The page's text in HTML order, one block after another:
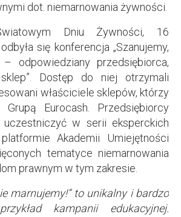
dot. niemarnowania żywności.
Dniu Żywności, 16
się konferencja „Szanujemy,
odpowiedziany przedsiębiorca,
Dostęp do niej otrzymali
właściciele sklepów, którzy
Grupą Eurocash. Przedsiębiorcy
w serii eksperckich
Akademii Umiejętności
tematyce niemarnowania
prawnym w tym zakresie.
marnujemy!” to unikalny i bardzo
kampanii edukacyjnej.